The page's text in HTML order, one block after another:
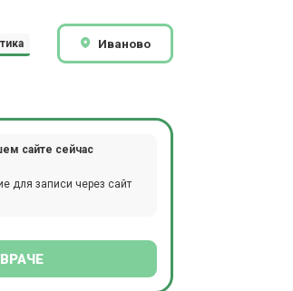
Иваново
сайте сейчас
для записи через сайт